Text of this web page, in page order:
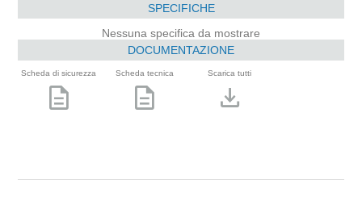
SPECIFICHE
Nessuna specifica da mostrare
DOCUMENTAZIONE
Scheda di sicurezza
description
Scheda tecnica
description
Scarica tutti
download